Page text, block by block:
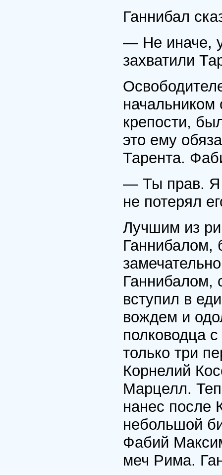
Ганнибал
— Не иначе,
захватили
начальником
крепости,
это ему
Тарента.
— Ты прав. Я
не потерял
Лучшим из
Ганнибалом,
Ганнибалом,
вступил в
вождем и
полководца
только три
Корнелий
Марцелл.
нанес после
небольшой
Фабий
меч Рима.